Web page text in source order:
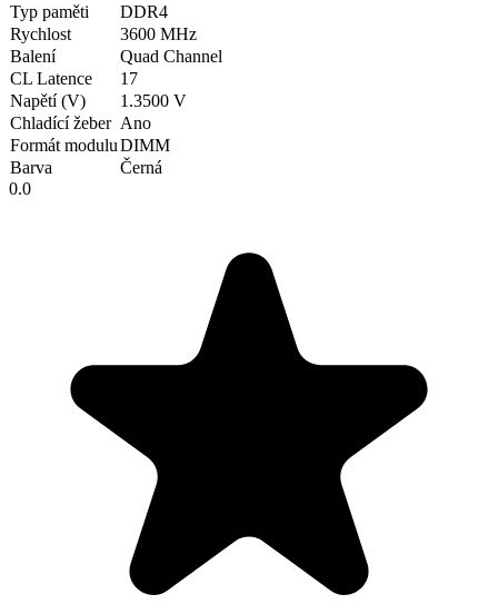
Typ paměti
DDR4
Rychlost
3600 MHz
Balení
Quad Channel
CL Latence
17
Napětí (V)
1.3500 V
Chladící žeber Ano
Formát moduluDIMM
Barva
Černá
0.0